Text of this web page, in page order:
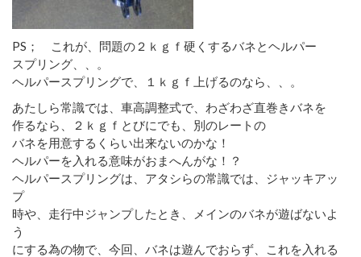
PS； これが、問題の２ｋｇｆ硬くするバネとヘルパー
スプリング、、。
ヘルパースプリングで、１ｋｇｆ上げるのなら、、。
あたしら常識では、車高調整式で、わざわざ直巻きバネを
作るなら、２ｋｇｆとびにでも、別のレートの
バネを用意するくらい出来ないのかな！
ヘルパーを入れる意味がおまへんがな！？
ヘルパースプリングは、アタシらの常識では、ジャッキアッ
プ
時や、走行中ジャンプしたとき、メインのバネが遊ばないよ
う
にする為の物で、今回、バネは遊んでおらず、これを入れる